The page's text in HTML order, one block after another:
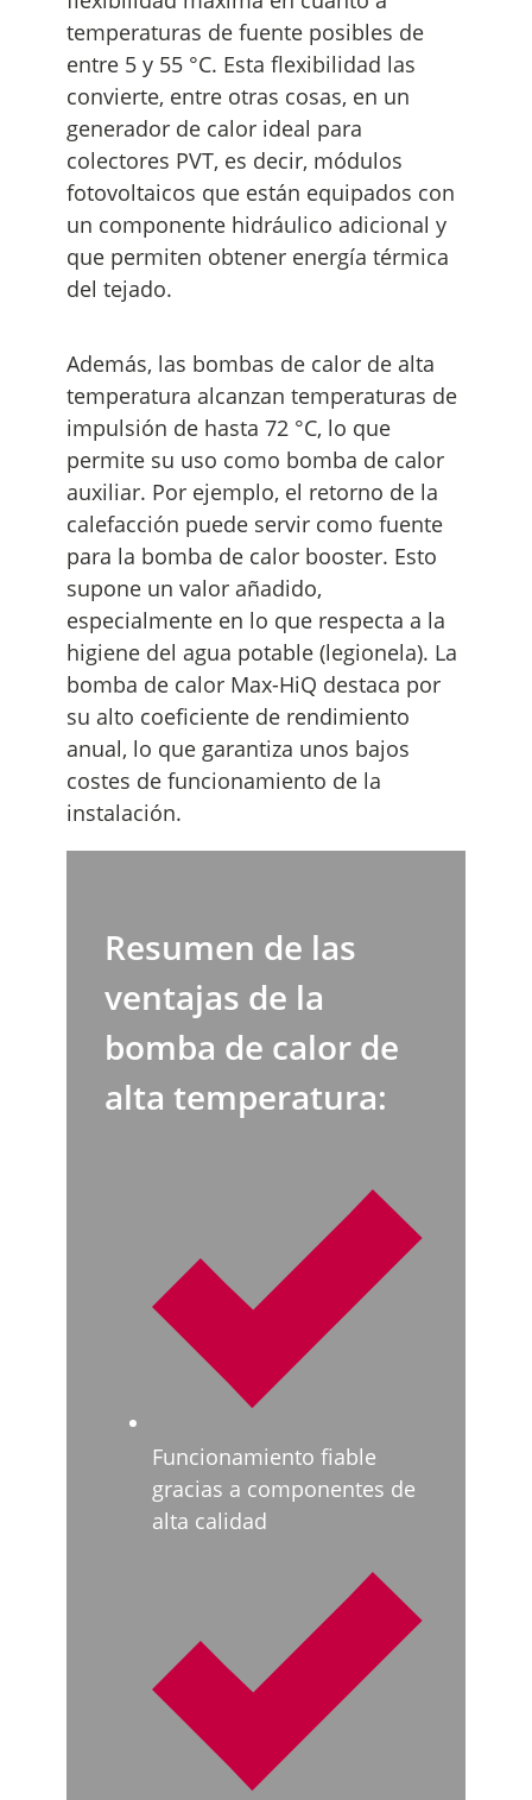
temperaturas de fuente posibles de
entre 5 y 55 °C. Esta flexibilidad las
convierte, entre otras cosas, en un
generador de calor ideal para
colectores PVT, es decir, módulos
fotovoltaicos que están equipados con
un componente hidráulico adicional y
que permiten obtener energía térmica
del tejado.
Además, las bombas de calor de alta
temperatura alcanzan temperaturas de
impulsión de hasta 72 °C, lo que
permite su uso como bomba de calor
auxiliar. Por ejemplo, el retorno de la
calefacción puede servir como fuente
para la bomba de calor booster. Esto
supone un valor añadido,
especialmente en lo que respecta a la
higiene del agua potable (legionela). La
bomba de calor Max-HiQ destaca por
su alto coeficiente de rendimiento
anual, lo que garantiza unos bajos
costes de funcionamiento de la
instalación.
Resumen de las
ventajas de la
bomba de calor de
alta temperatura:
Funcionamiento fiable
gracias a componentes de
alta calidad